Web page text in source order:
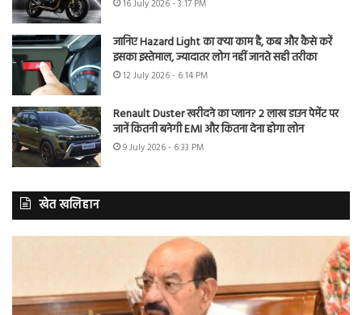
16 July 2026 - 3:17 PM
जानिए Hazard Light का क्या काम है, कब और कैसे करें
इसका इस्तेमाल, ज्यादातर लोग नहीं जानते सही तरीका
12 July 2026 - 6:14 PM
Renault Duster खरीदने का प्लान? 2 लाख डाउन पेमेंट पर
जानें कितनी बनेगी EMI और कितना देना होगा लोन
9 July 2026 - 6:33 PM
खेत खलिहान